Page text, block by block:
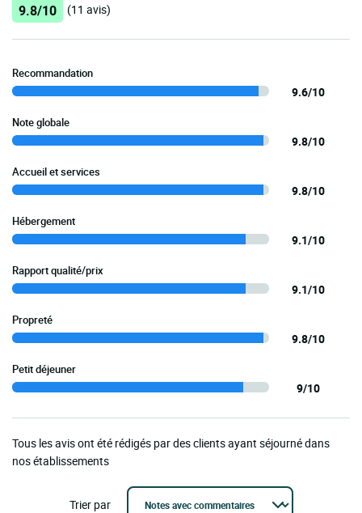
9.8/10 (11 avis)
Recommandation
9.6/10
Note globale
9.8/10
Accueil et services
9.8/10
Hébergement
9.1/10
Rapport qualité/prix
9.1/10
Propreté
9.8/10
Petit déjeuner
9/10
Tous les avis ont été rédigés par des clients ayant séjourné dans
nos établissements
Trier par